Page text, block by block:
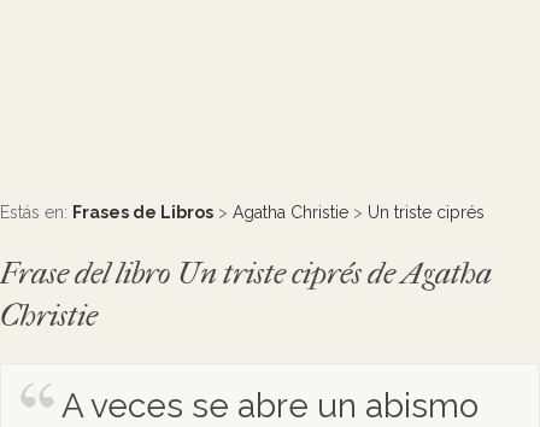
Estás en: Frases de Libros > Agatha Christie > Un triste ciprés
Frase del libro Un triste ciprés de Agatha
Christie
A veces se abre un abismo